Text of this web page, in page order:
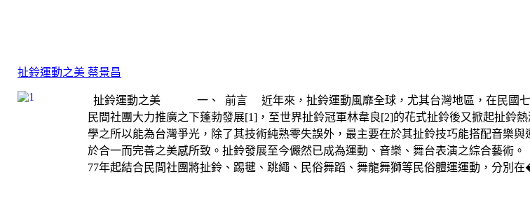
扯鈴運動之美 蔡景昌
扯鈴運動之美 一、 前言 近年來，扯鈴運動風靡全球，尤其台灣地區，在民國七
民間社團大力推廣之下蓬勃發展[1]，至世界扯鈴冠軍林韋良[2]的花式扯鈴後又掀起扯鈴熱
學之所以能為台灣爭光，除了其技術純熟零失誤外，最主要在於其扯鈴技巧能搭配音樂與
於合一而完善之美感所致。扯鈴發展至今儼然已成為運動、音樂、舞台表演之綜合藝術
77年起結合民間社團將扯鈴、踢毽、跳繩、民俗舞蹈、舞龍舞獅等民俗體運運動，分別